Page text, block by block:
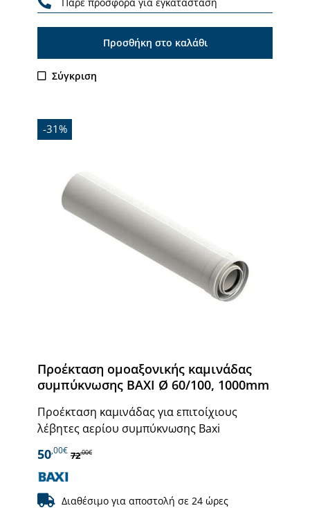
Προσθήκη στο καλάθι
Σύγκριση
-31%
Προέκταση ομοαξονικής καμινάδας
συμπύκνωσης BAXI Ø 60/100, 1000mm
Προέκταση καμινάδας για επιτοίχιους
λέβητες αερίου συμπύκνωσης Baxi
50,00€ 72,00€
Διαθέσιμο για αποστολή σε 24 ώρες